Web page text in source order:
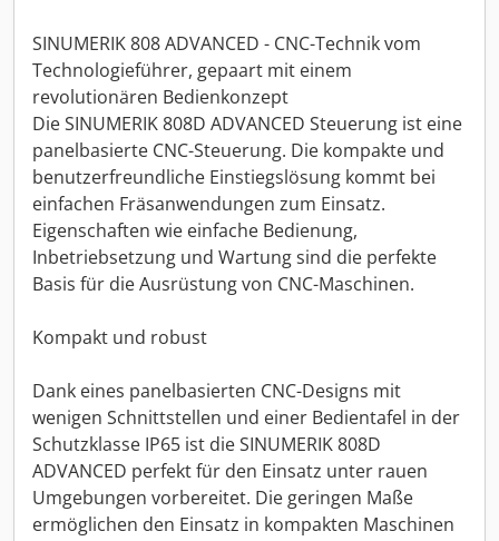
SINUMERIK 808 ADVANCED - CNC-Technik vom
Technologieführer, gepaart mit einem
revolutionären Bedienkonzept
Die SINUMERIK 808D ADVANCED Steuerung ist eine
panelbasierte CNC-Steuerung. Die kompakte und
benutzerfreundliche Einstiegslösung kommt bei
einfachen Fräsanwendungen zum Einsatz.
Eigenschaften wie einfache Bedienung,
Inbetriebsetzung und Wartung sind die perfekte
Basis für die Ausrüstung von CNC-Maschinen.
Kompakt und robust
Dank eines panelbasierten CNC-Designs mit
wenigen Schnittstellen und einer Bedientafel in der
Schutzklasse IP65 ist die SINUMERIK 808D
ADVANCED perfekt für den Einsatz unter rauen
Umgebungen vorbereitet. Die geringen Maße
ermöglichen den Einsatz in kompakten Maschinen